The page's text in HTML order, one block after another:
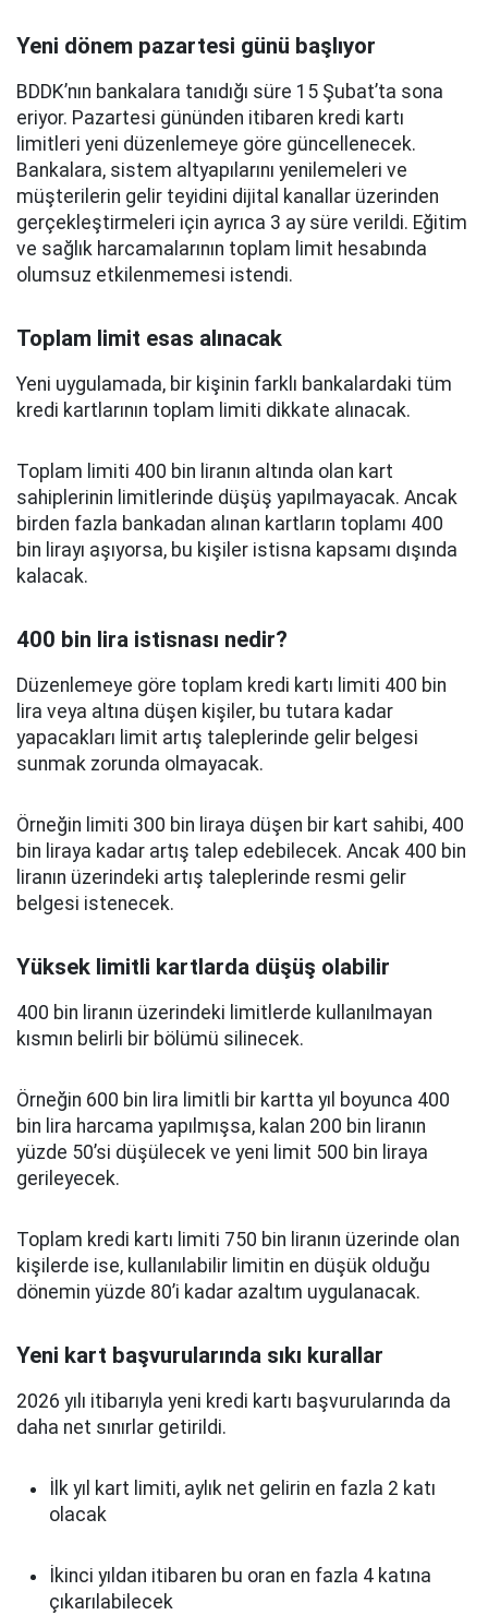
Yeni dönem pazartesi günü başlıyor
BDDK’nın bankalara tanıdığı süre 15 Şubat’ta sona
eriyor. Pazartesi gününden itibaren kredi kartı
limitleri yeni düzenlemeye göre güncellenecek.
Bankalara, sistem altyapılarını yenilemeleri ve
müşterilerin gelir teyidini dijital kanallar üzerinden
gerçekleştirmeleri için ayrıca 3 ay süre verildi. Eğitim
ve sağlık harcamalarının toplam limit hesabında
olumsuz etkilenmemesi istendi.
Toplam limit esas alınacak
Yeni uygulamada, bir kişinin farklı bankalardaki tüm
kredi kartlarının toplam limiti dikkate alınacak.
Toplam limiti 400 bin liranın altında olan kart
sahiplerinin limitlerinde düşüş yapılmayacak. Ancak
birden fazla bankadan alınan kartların toplamı 400
bin lirayı aşıyorsa, bu kişiler istisna kapsamı dışında
kalacak.
400 bin lira istisnası nedir?
Düzenlemeye göre toplam kredi kartı limiti 400 bin
lira veya altına düşen kişiler, bu tutara kadar
yapacakları limit artış taleplerinde gelir belgesi
sunmak zorunda olmayacak.
Örneğin limiti 300 bin liraya düşen bir kart sahibi, 400
bin liraya kadar artış talep edebilecek. Ancak 400 bin
liranın üzerindeki artış taleplerinde resmi gelir
belgesi istenecek.
Yüksek limitli kartlarda düşüş olabilir
400 bin liranın üzerindeki limitlerde kullanılmayan
kısmın belirli bir bölümü silinecek.
Örneğin 600 bin lira limitli bir kartta yıl boyunca 400
bin lira harcama yapılmışsa, kalan 200 bin liranın
yüzde 50’si düşülecek ve yeni limit 500 bin liraya
gerileyecek.
Toplam kredi kartı limiti 750 bin liranın üzerinde olan
kişilerde ise, kullanılabilir limitin en düşük olduğu
dönemin yüzde 80’i kadar azaltım uygulanacak.
Yeni kart başvurularında sıkı kurallar
2026 yılı itibarıyla yeni kredi kartı başvurularında da
daha net sınırlar getirildi.
İlk yıl kart limiti, aylık net gelirin en fazla 2 katı
olacak
İkinci yıldan itibaren bu oran en fazla 4 katına
çıkarılabilecek